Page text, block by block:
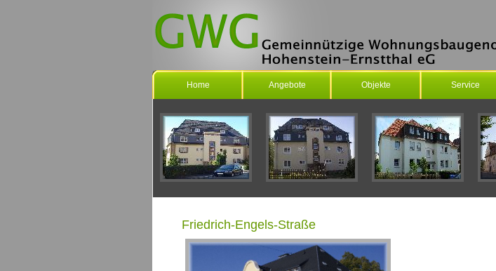
Home Angebote Objekte Service
Friedrich-Engels-Straße